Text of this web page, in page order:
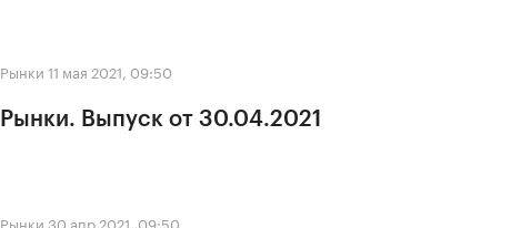
Рынки 11 мая 2021, 09:50
Рынки. Выпуск от 30.04.2021
Рынки 30 апр 2021, 09:50